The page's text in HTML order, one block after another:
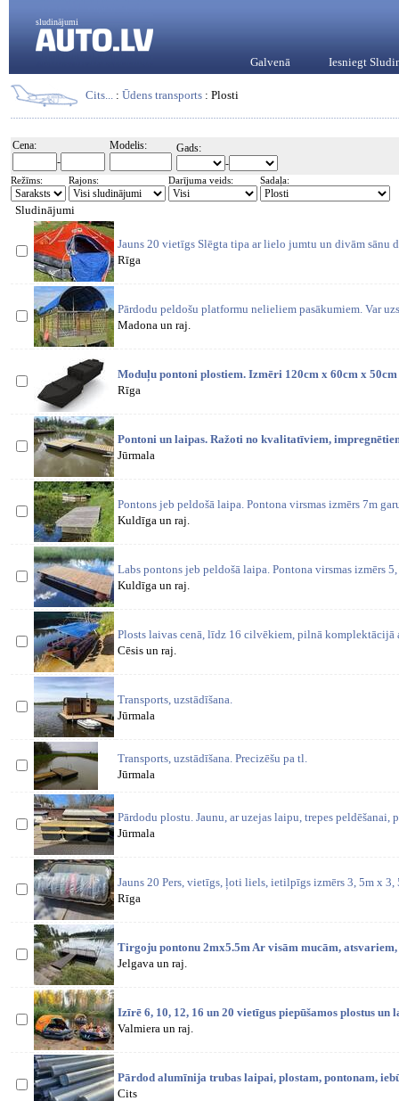
sludinājumi
Galvenā Iesniegt
Cits... : Ūdens transports : Plosti
Cena:
-
Modelis:
Gads:
-
Režīms: Rajons: Darījuma veids: Sadaļa:
Sludinājumi
Jauns 20 vietīgs Slēgta tipa ar lielo jumtu un divām sānu
Rīga
Pārdodu peldošu platformu nelieliem pasākumiem. Var
Madona un raj.
Moduļu pontoni plostiem. Izmēri 120cm x 60cm x
Rīga
Pontoni un laipas. Ražoti no kvalitatīviem,
Jūrmala
Pontons jeb peldošā laipa. Pontona virsmas izmērs 7m
Kuldīga un raj.
Labs pontons jeb peldošā laipa. Pontona virsmas izmērs
Kuldīga un raj.
Plosts laivas cenā, līdz 16 cilvēkiem, pilnā komplektācijā
Cēsis un raj.
Transports, uzstādīšana.
Jūrmala
Transports, uzstādīšana. Precizēšu pa tl.
Jūrmala
Pārdodu plostu. Jaunu, ar uzejas laipu, trepes peldēšanai,
Jūrmala
Jauns 20 Pers, vietīgs, ļoti liels, ietilpīgs izmērs 3, 5m x
Rīga
Tirgoju pontonu 2mx5.5m Ar visām mucām,
Jelgava un raj.
Izīrē 6, 10, 12, 16 un 20 vietīgus piepūšamos plostus un
Valmiera un raj.
Pārdod alumīnija trubas laipai, plostam, pontonam,
Cits